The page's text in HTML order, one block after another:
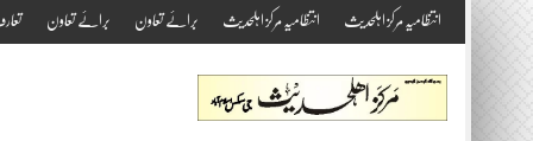
Skip
to
content
انتظامیہ مرکز اہلحدیث انتظامیہ مرکز اہلحدیث برائے تعاون برائے تعاون